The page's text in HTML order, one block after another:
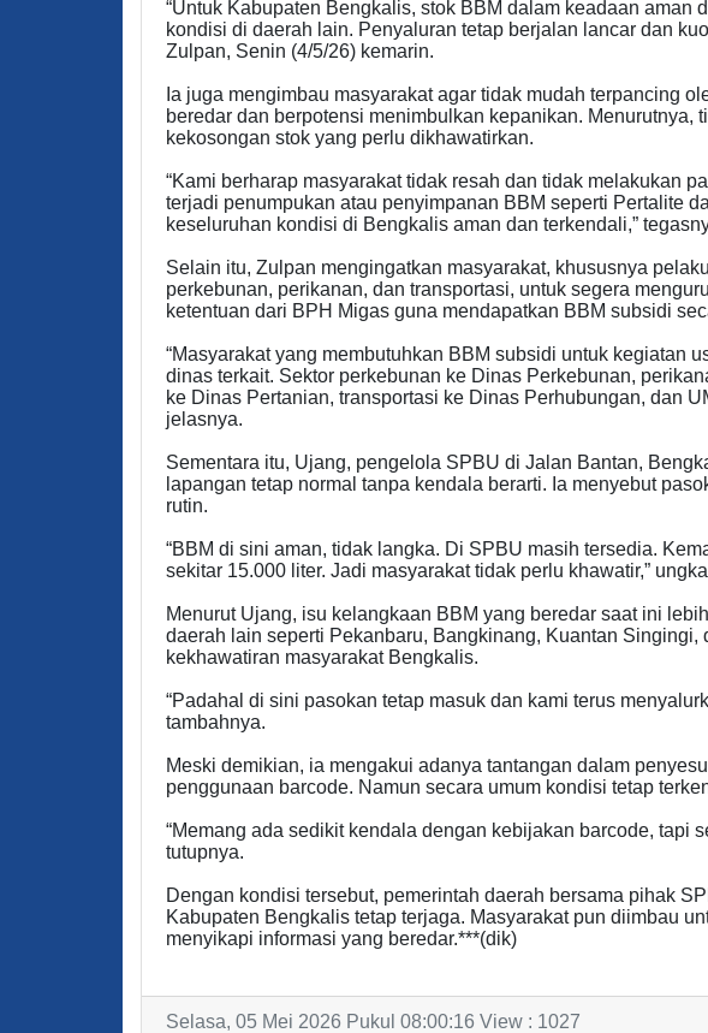
“Untuk Kabupaten Bengkalis, stok BBM dalam keadaan aman
kondisi di daerah lain. Penyaluran tetap berjalan lancar dan
Zulpan, Senin (4/5/26) kemarin.
Ia juga mengimbau masyarakat agar tidak mudah terpancing
beredar dan berpotensi menimbulkan kepanikan. Menurutnya,
kekosongan stok yang perlu dikhawatirkan.
“Kami berharap masyarakat tidak resah dan tidak melakukan
terjadi penumpukan atau penyimpanan BBM seperti Pertalite
keseluruhan kondisi di Bengkalis aman dan terkendali,”
Selain itu, Zulpan mengingatkan masyarakat, khususnya
perkebunan, perikanan, dan transportasi, untuk segera
ketentuan dari BPH Migas guna mendapatkan BBM subsidi
“Masyarakat yang membutuhkan BBM subsidi untuk kegiatan
dinas terkait. Sektor perkebunan ke Dinas Perkebunan,
ke Dinas Pertanian, transportasi ke Dinas Perhubungan, dan
jelasnya.
Sementara itu, Ujang, pengelola SPBU di Jalan Bantan,
lapangan tetap normal tanpa kendala berarti. Ia menyebut
rutin.
“BBM di sini aman, tidak langka. Di SPBU masih tersedia.
sekitar 15.000 liter. Jadi masyarakat tidak perlu khawatir,”
Menurut Ujang, isu kelangkaan BBM yang beredar saat ini
daerah lain seperti Pekanbaru, Bangkinang, Kuantan
kekhawatiran masyarakat Bengkalis.
“Padahal di sini pasokan tetap masuk dan kami terus
tambahnya.
Meski demikian, ia mengakui adanya tantangan dalam
penggunaan barcode. Namun secara umum kondisi tetap
“Memang ada sedikit kendala dengan kebijakan barcode, tapi
tutupnya.
Dengan kondisi tersebut, pemerintah daerah bersama pihak
Kabupaten Bengkalis tetap terjaga. Masyarakat pun diimbau
menyikapi informasi yang beredar.***(dik)
Selasa, 05 Mei 2026 Pukul 08:00:16 View : 1027